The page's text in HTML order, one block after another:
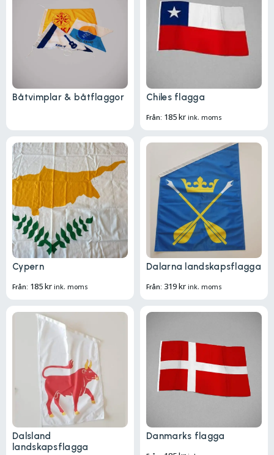
Båtvimplar & båtflaggor Chiles flagga
Från: 185kr ink. moms
Cypern
Från: 185kr ink. moms
Dalarna landskapsflagga
Från: 319kr ink. moms
Dalsland
landskapsflagga
Danmarks flagga